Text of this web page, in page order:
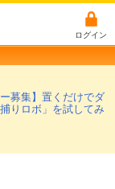
ログイン
募集】置くだけでダ
りロボ」を試してみ